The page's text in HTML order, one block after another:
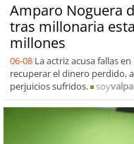
Amparo Noguera
tras millonaria
millones
06-08 La actriz acusa fallas
recuperar el dinero perdido,
perjuicios sufridos.
soy